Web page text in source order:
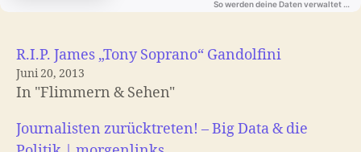
R.I.P. James „Tony Soprano“ Gandolfini
Juni 20, 2013
In "Flimmern & Sehen"
Journalisten zurücktreten! – Big Data & die